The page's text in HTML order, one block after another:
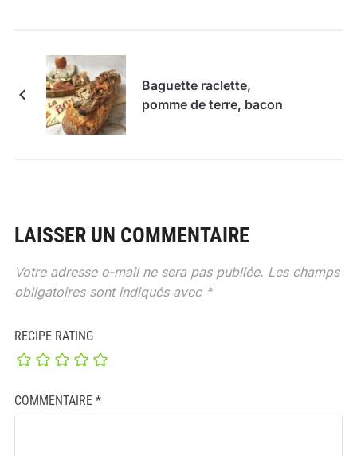
Baguette raclette,
pomme de terre, bacon
LAISSER UN COMMENTAIRE
Votre adresse e-mail ne sera pas publiée. Les champs
obligatoires sont indiqués avec *
RECIPE RATING
COMMENTAIRE *